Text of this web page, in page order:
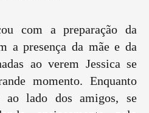
com a preparação da
a presença da mãe e da
ao verem Jessica se
momento. Enquanto
lado dos amigos, se